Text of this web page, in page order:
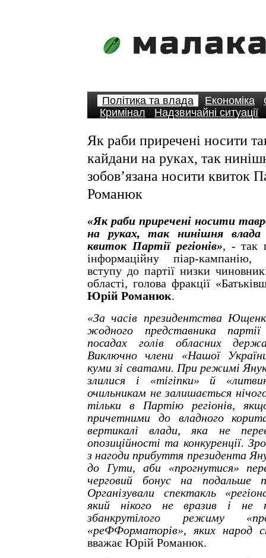
Політика та влада Економіка
Кримінал
Надзвичайні ситуації
Як раби приречені носити
кайдани на руках, так
зобов’язана носити квиток
Романюк
«Як раби приречені носити
на руках, так нинішня влада
квиток Партії регіонів», - так
інформаційну піар-кампанію,
вступу до партії низки
області, голова фракції
Юрій Романюк.
«За часів президентства
жодного представника
посадах голів обласних
Виключно члени «Нашої
куми зі сватами. При режимі
злилися і «тігіпки» й
очильникам не залишається
тільки в Партію регіонів,
причетними до владного
вертикалі влади, яка не
опозиційності та конкуренції.
з нагоди прибуття президента
до Гути, аби «прогнутися»
черговий бонус на подальше
Організували спектакль
який нікого не вразив і не
збанкрутілого режиму
«реФФорматорів», яких народ
вважає Юрій Романюк.